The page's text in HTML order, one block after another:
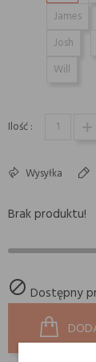
James
Josh
Will
Ilość :
Wysyłka
Brak produktu!
 Dostępny